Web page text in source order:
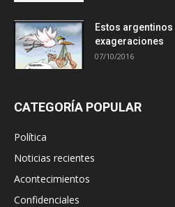
Estos
exageraciones
07/10/2016
CATEGORÍA POPULAR
Política
Noticias recientes
Acontecimientos
Confidenciales